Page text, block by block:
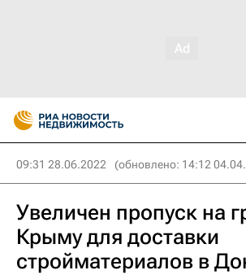
09:31 28.06.2022 (обновлено: 14:12
Увеличен пропуск на
Крыму для доставки
стройматериалов в